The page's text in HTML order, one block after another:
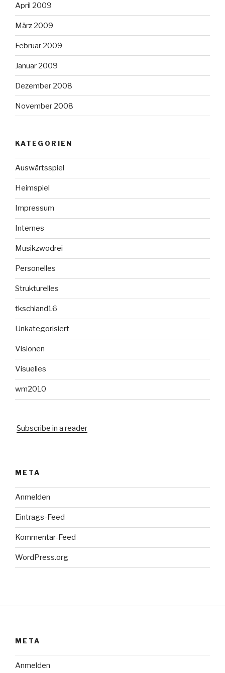
April 2009
März 2009
Februar 2009
Januar 2009
Dezember 2008
November 2008
KATEGORIEN
Auswärtsspiel
Heimspiel
Impressum
Internes
Musikzwodrei
Personelles
Strukturelles
tkschland16
Unkategorisiert
Visionen
Visuelles
wm2010
Subscribe in a reader
META
Anmelden
Eintrags-Feed
Kommentar-Feed
WordPress.org
META
Anmelden